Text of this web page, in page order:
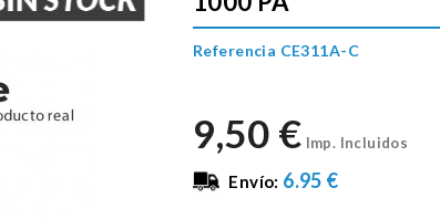
Referencia CE311A-C
9,50 € Imp. Incluidos
Envío: 6.95 €